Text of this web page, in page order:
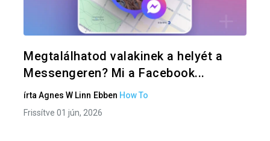
Megtalálhatod valakinek a helyét a
Messengeren? Mi a Facebook...
írta Agnes W Linn Ebben How To
Frissítve 01 jún, 2026